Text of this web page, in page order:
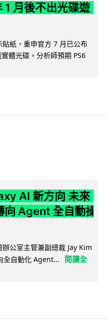
月後不出光碟遊
紙，重申官方 7 月已公布
體光碟。分析師預期 PS6
AI 新方向 未來
向 Agent 全自動操
公室主管兼副總裁 Jay Kim
全自動化 Agent...
閱讀全